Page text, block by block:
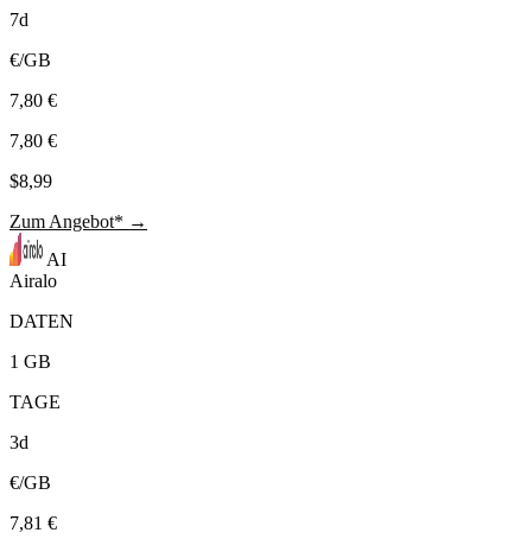
7d
€/GB
7,80 €
7,80 €
$8,99
Zum Angebot* →
AI
Airalo
DATEN
1 GB
TAGE
3d
€/GB
7,81 €